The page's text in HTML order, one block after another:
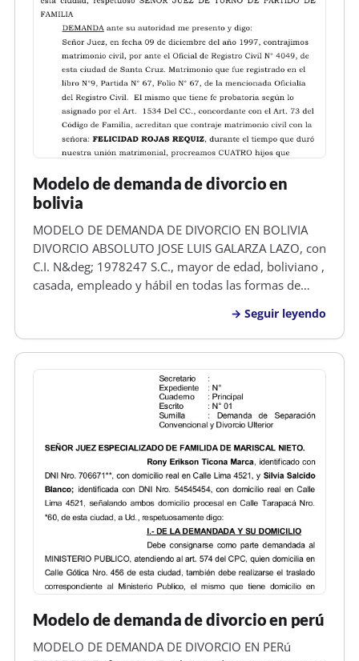
Modelo de demanda de divorcio en
bolivia
MODELO DE DEMANDA DE DIVORCIO EN BOLIVIA
DIVORCIO ABSOLUTO JOSE LUIS GALARZA LAZO, con
C.I. N&deg; 1978247 S.C., mayor de edad, boliviano ,
casada, empleado y hábil en todas las formas de
Bibosi N&deg; 1727 de esta ciudad, respetuoso
SEñOR JUEZ DE TURNO DE PARTIDO D…
Seguir leyendo
Modelo de demanda de divorcio en perú
MODELO DE DEMANDA DE DIVORCIO EN PERú